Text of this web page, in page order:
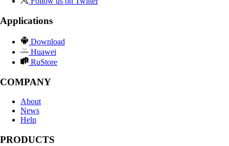
Applications
Download
Huawei
RuStore
COMPANY
About
News
Help
PRODUCTS